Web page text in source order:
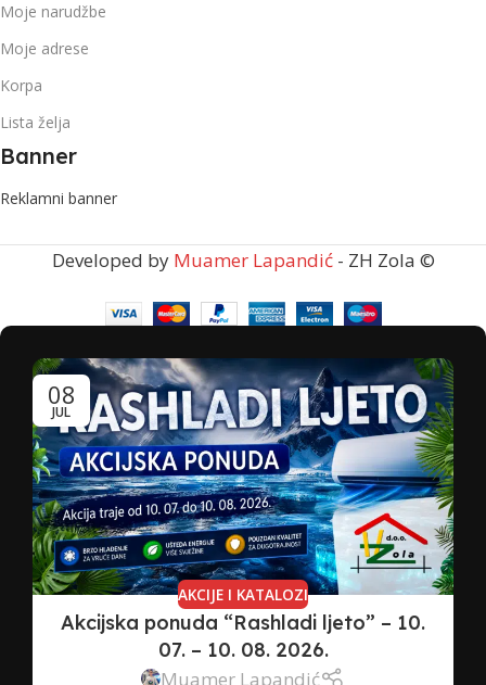
Moje narudžbe
Moje adrese
Korpa
Lista želja
Banner
Reklamni banner
Developed by Muamer Lapandić- ZH Zola ©
08
JUL
AKCIJE I KATALOZI
Akcijska ponuda “Rashladi ljeto” – 10.
07. – 10. 08. 2026.
Muamer Lapandić